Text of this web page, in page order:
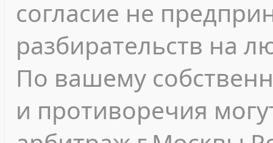
согласие не
разбирательств на
По вашему
и противоречия